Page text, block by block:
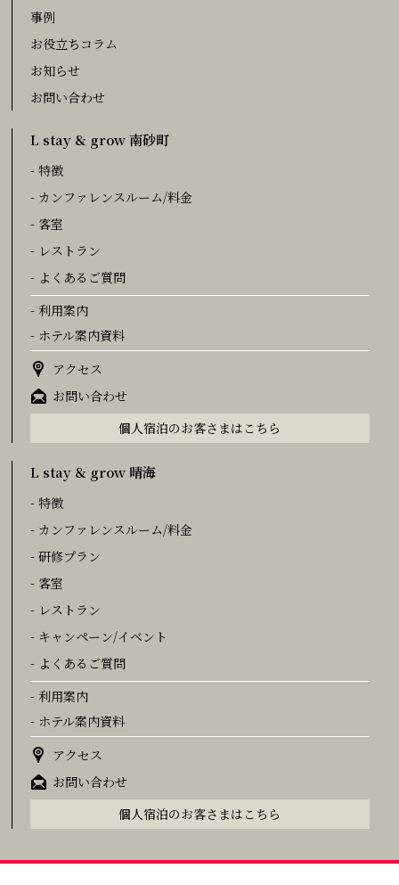
事例
お役立ちコラム
お知らせ
お問い合わせ
L stay & grow 南砂町
- 特徴
- カンファレンスルーム/料金
- 客室
- レストラン
- よくあるご質問
- 利用案内
- ホテル案内資料
アクセス
お問い合わせ
個人宿泊のお客さまはこちら
L stay & grow 晴海
- 特徴
- カンファレンスルーム/料金
- 研修プラン
- 客室
- レストラン
- キャンペーン/イベント
- よくあるご質問
- 利用案内
- ホテル案内資料
アクセス
お問い合わせ
個人宿泊のお客さまはこちら